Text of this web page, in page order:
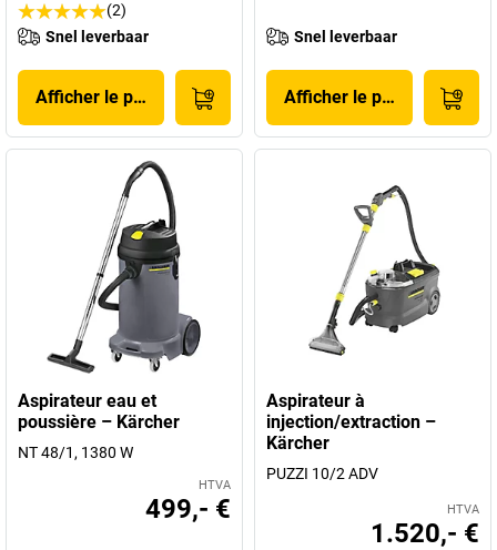
(2)
Snel leverbaar
Afficher le produit
Snel leverbaar
Afficher le produit
Aspirateur eau et
poussière – Kärcher
NT 48/1, 1380 W
HTVA
499,- €
Aspirateur à
injection/extraction –
Kärcher
PUZZI 10/2 ADV
HTVA
1.520,- €